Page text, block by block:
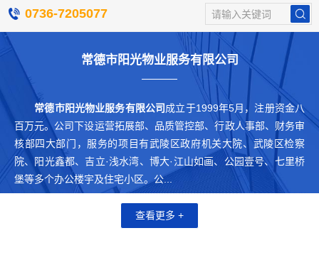
0736-7205077 请输入关键词
常德市阳光物业服务有限公司
常德市阳光物业服务有限公司成立于1999年5月，注册资金八
百万元。公司下设运营拓展部、品质管控部、行政人事部、财务审
核部四大部门，服务的项目有武陵区政府机关大院、武陵区检察
院、阳光鑫都、吉立·浅水湾、博大·江山如画、公园壹号、七里桥
堡等多个办公楼宇及住宅小区。公...
查看更多 +